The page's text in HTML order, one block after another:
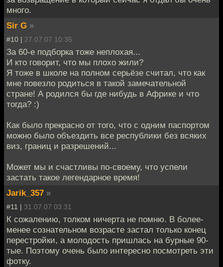
много.
Sir G »
#10 | 27.07.07 10:35
За 60-е подборка тоже неплохая...
И кто говорит, что мы плохо жили?
Я тоже в школе на полном серьёзе считал, что как
мне повезло родиться в такой замечательной
стране! А родился бы где нибудь в Африке и что
тогда? :)
Как было прекрасно от того, что с одним паспортом
можно было объездить все республики без всяких
виз, границ и разрешений...
Может мы и счастливы по-своему, что успели
застать такое легендарное время!
Jarik_357 »
#11 | 31.07.07 03:31
К сожалению, толком ничерта не помню. В более-
менее сознательном возрасте застал только конец
перестройки, а молодость пришлась на бурные 90-
тые. Поэтому очень было интересно посмотреть эти
фотку.